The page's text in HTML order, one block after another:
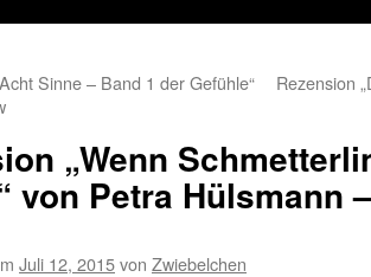
Sinne – Band 1 der Gefühle“
Rezension
„Wenn
von Petra Hülsmann
Juli 12, 2015von Zwiebelchen